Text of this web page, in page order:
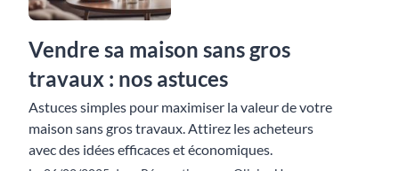
Vendre sa maison sans gros
travaux : nos astuces
Astuces simples pour maximiser la valeur de votre
maison sans gros travaux. Attirez les acheteurs
avec des idées efficaces et économiques.